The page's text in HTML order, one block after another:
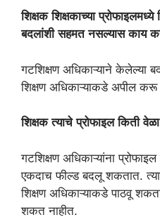
शिक्षक शिक्षकाच्या
बदलांशी सहमत नसल्यास काय
गटशिक्षण अधिकाऱ्याने केलेल्या
शिक्षण अधिकाऱ्याकडे अपील
शिक्षक त्याचे प्रोफाइल किती
गटशिक्षण अधिकाऱ्यांना प्रोफाइल
एकदाच फील्ड बदलू शकतात.
शिक्षण अधिकाऱ्याकडे पाठवू
शकत नाहीत.